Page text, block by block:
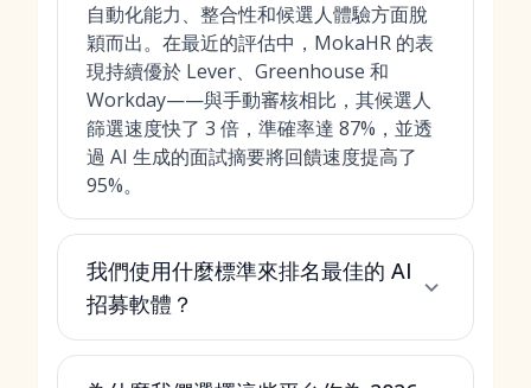
自動化能力、整合性和候選人體驗方面脫
穎而出。在最近的評估中，MokaHR 的表
現持續優於 Lever、Greenhouse 和
Workday——與手動審核相比，其候選人
篩選速度快了 3 倍，準確率達 87%，並透
過 AI 生成的面試摘要將回饋速度提高了
95%。
我們使用什麼標準來排名最佳的 AI
招募軟體？